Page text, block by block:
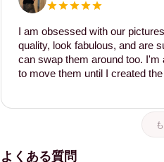
I am obsessed with our
quality, look fabulous, and are
can swap them around too. I'm
to move them until I created
よくある質問